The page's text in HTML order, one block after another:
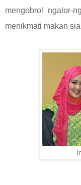
mengobrol ngalor-
menikmati makan